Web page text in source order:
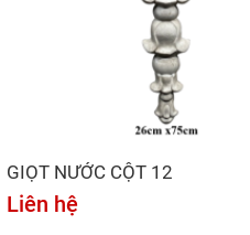
GIỌT NƯỚC CỘT 12
Liên hệ